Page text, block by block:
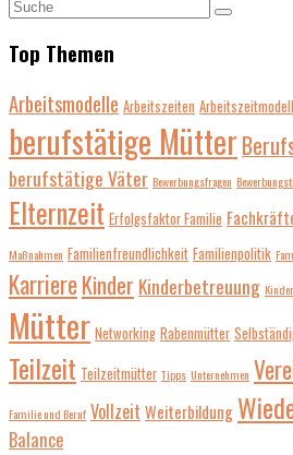
Top Themen
Arbeitsmodelle Arbeitszeiten
berufstätige Mütter
berufstätige Väter Bewerbungsfragen
Elternzeit Erfolgsfaktor Familie
Maßnahmen Familienfreundlichkeit Familienpolitik
KarriereKinder Kinderbetreuung
Mütter Networking Rabenmütter
Teilzeit Teilzeitmütter Tipps Unternehmen
Familie und Beruf Vollzeit Weiterbildung
Balance